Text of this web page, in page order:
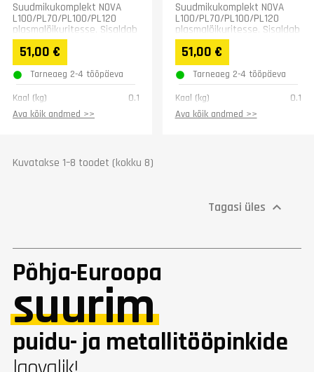
Suudmikukomplekt NOVA
L100/PL70/PL100/PL120
plasmalõikuritesse. Sisaldab
5 elektroodi ja 5 suudmikku
ning 2 isolaatorhülssi.
51,00 €
Tarneaeg 2-4 tööpäeva
Kaal (kg)
0.1
Ava kõik andmed >>
Suudmikukomplekt NOVA
L100/PL70/PL100/PL120
plasmalõikuritesse. Sisaldab
5 elektroodi ja 5 suudmikku
ning 2 isolaatorhülssi.
51,00 €
Tarneaeg 2-4 tööpäeva
Kaal (kg)
0.1
Ava kõik andmed >>
Kuvatakse 1–8 toodet (kokku 8)
Tagasi üles 
Põhja-Euroopa
suurim
puidu- ja metallitööpinkide